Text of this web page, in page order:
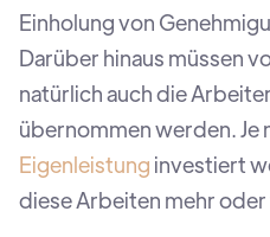
Einholung von
Darüber hinaus müssen
natürlich auch die
übernommen werden. Je
Eigenleistung investiert
diese Arbeiten mehr